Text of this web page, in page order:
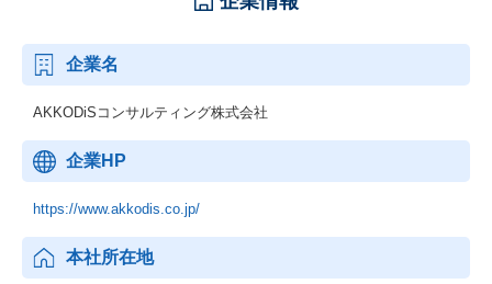
企業名
AKKODiSコンサルティング株式会社
企業HP
https://www.akkodis.co.jp/
本社所在地